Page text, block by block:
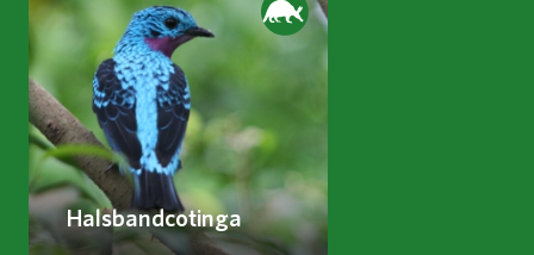
Halsbandcotinga